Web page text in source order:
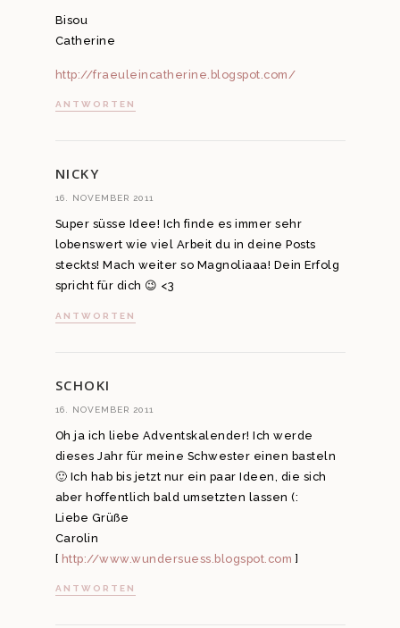
Bisou
Catherine
http://fraeuleincatherine.blogspot.com/
ANTWORTEN
NICKY
16. NOVEMBER 2011
Super süsse Idee! Ich finde es immer sehr
lobenswert wie viel Arbeit du in deine Posts
steckts! Mach weiter so Magnoliaaa! Dein Erfolg
spricht für dich 😉 <3
ANTWORTEN
SCHOKI
16. NOVEMBER 2011
Oh ja ich liebe Adventskalender! Ich werde
dieses Jahr für meine Schwester einen basteln
🙂 Ich hab bis jetzt nur ein paar Ideen, die sich
aber hoffentlich bald umsetzten lassen (:
Liebe Grüße
Carolin
[ http://www.wundersuess.blogspot.com ]
ANTWORTEN